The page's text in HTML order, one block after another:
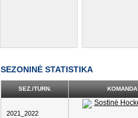
SEZONINĖ STATISTIKA
SEZ./TURN. KOMANDA
2021_2022